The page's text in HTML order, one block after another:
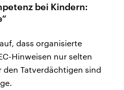
bei Kindern:
dass organisierte
Hinweisen nur selten
Tatverdächtigen sind